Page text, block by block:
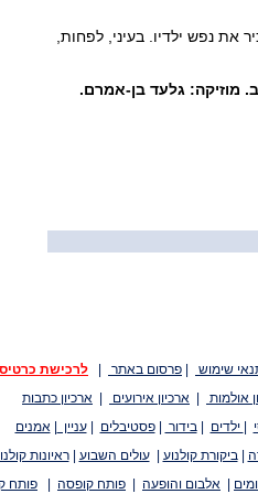
את נפש ילדיו. בעיני, לפחות,
מוזיקה: גלעד בן-אמרם.
שימוש פרסום באתר
לרכישת
אולמות ארכיון אירועים
ארכיון כתבות
ילדים |בידור |פסטיבלים |עניין |אמנים
|ביקורת קולנוע |עולים השבוע |ראיונות
אלבום והופעה פותח קופסה פותח